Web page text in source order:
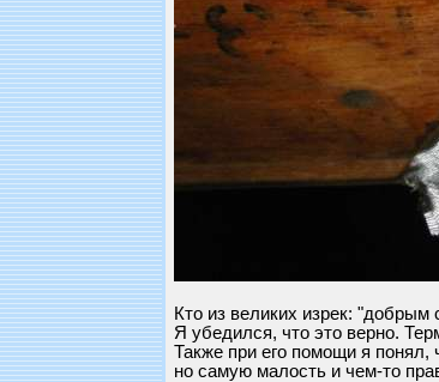
Кто из великих изрек:
Я убедился, что это верно.
Также при его помощи я понял,
но самую малость и чем-то